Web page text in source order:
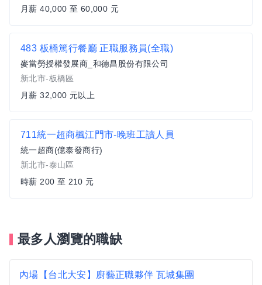
月薪 40,000 至 60,000 元
483 板橋篤行餐廳 正職服務員(全職)
麥當勞授權發展商_和德昌股份有限公司
新北市-板橋區
月薪 32,000 元以上
711統一超商楓江門市-晚班工讀人員
統一超商(億泰發商行)
新北市-泰山區
時薪 200 至 210 元
最多人瀏覽的職缺
內場【台北大安】廚藝正職夥伴 瓦城集團